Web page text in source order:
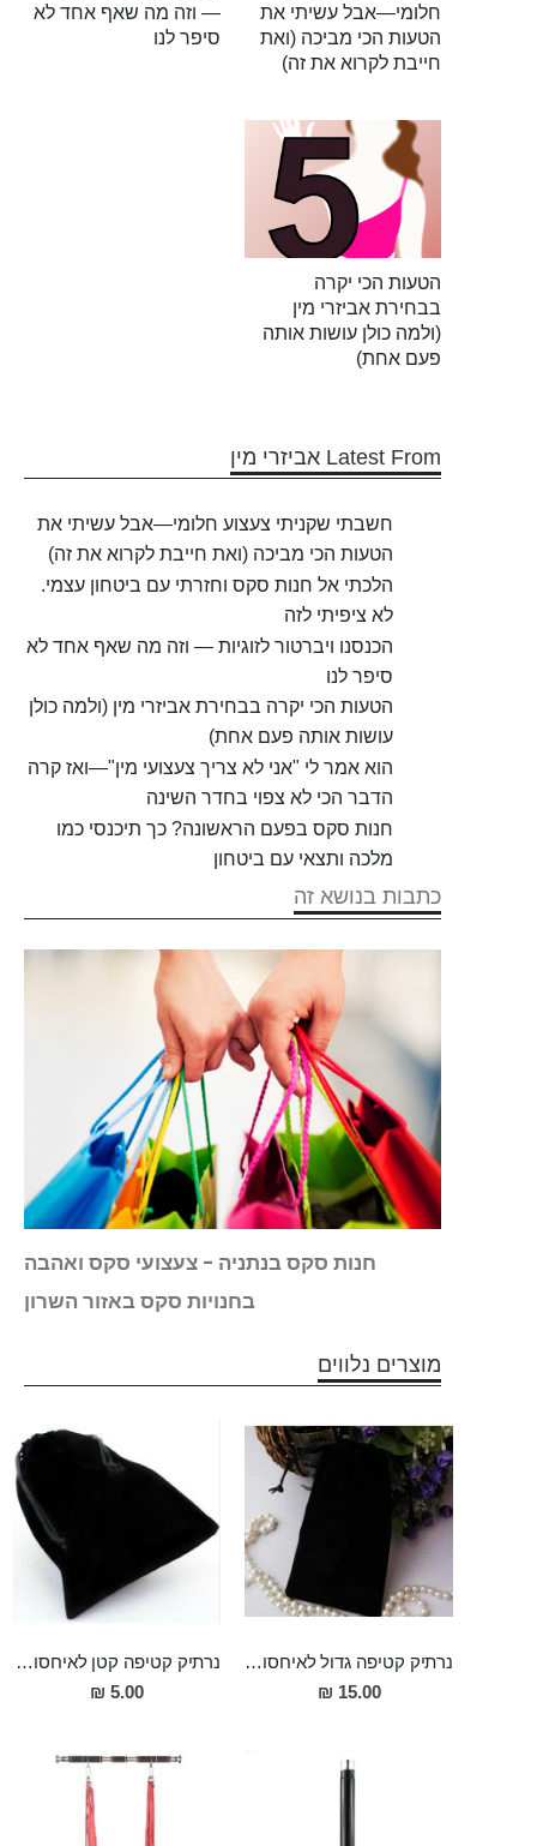
חלומי—אבל עשיתי את
הטעות הכי מביכה (ואת
חייבת לקרוא את זה)
— וזה מה שאף אחד לא
סיפר לנו
הטעות הכי יקרה
בבחירת אביזרי מין
(ולמה כולן עושות אותה
פעם אחת)
Latest From אביזרי מין
חשבתי שקניתי צעצוע חלומי—אבל עשיתי את
הטעות הכי מביכה (ואת חייבת לקרוא את זה)
הלכתי אל חנות סקס וחזרתי עם ביטחון עצמי.
לא ציפיתי לזה
הכנסנו ויברטור לזוגיות — וזה מה שאף אחד לא
סיפר לנו
הטעות הכי יקרה בבחירת אביזרי מין (ולמה כולן
עושות אותה פעם אחת)
הוא אמר לי "אני לא צריך צעצועי מין"—ואז קרה
הדבר הכי לא צפוי בחדר השינה
חנות סקס בפעם הראשונה? כך תיכנסי כמו
מלכה ותצאי עם ביטחון
כתבות בנושא זה
חנות סקס בנתניה - צעצועי סקס ואהבה
בחנויות סקס באזור השרון
מוצרים נלווים
נרתיק קטיפה גדול לאיחסון אביזרי מין
15.00 ₪
נרתיק קטיפה קטן לאיחסון אביזרי מין
5.00 ₪